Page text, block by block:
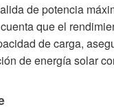
de potencia
que el
de carga,
de energía solar